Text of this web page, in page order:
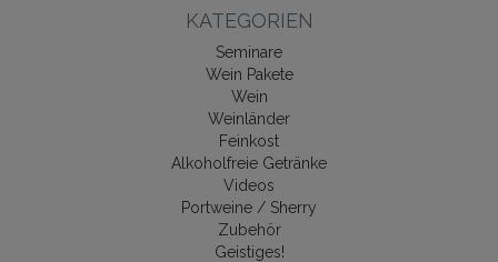
KATEGORIEN
Seminare
Wein Pakete
Wein
Weinländer
Feinkost
Alkoholfreie Getränke
Videos
Portweine / Sherry
Zubehör
Geistiges!